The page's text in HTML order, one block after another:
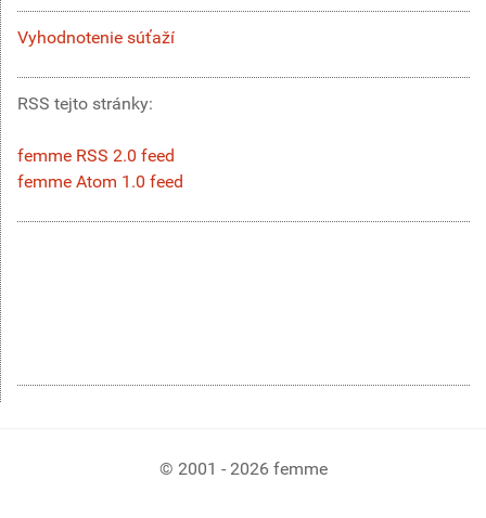
Vyhodnotenie súťaží
RSS tejto stránky:
femme RSS 2.0 feed
femme Atom 1.0 feed
© 2001 - 2026 femme